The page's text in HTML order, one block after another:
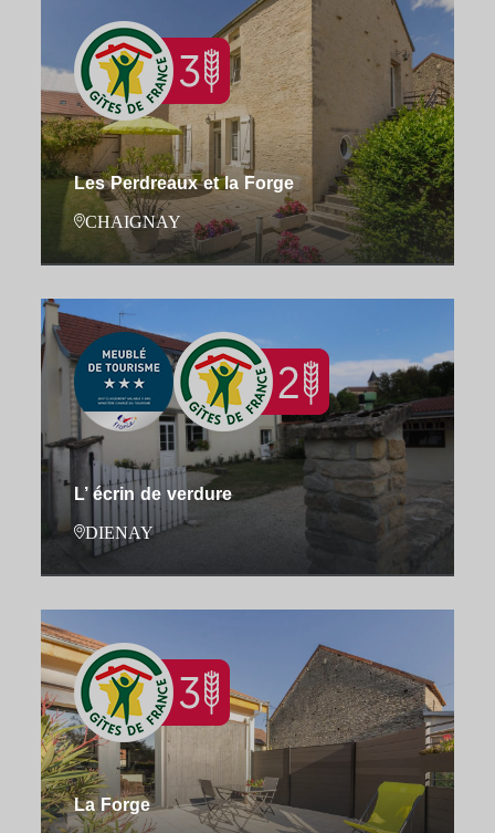
Les Perdreaux et la Forge
CHAIGNAY
L’ écrin de verdure
DIENAY
La Forge